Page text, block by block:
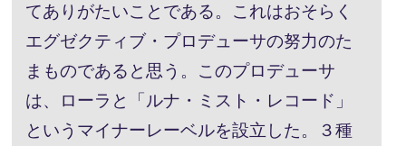
てありがたいことである。これはおそらく
エグゼクティブ・プロデューサの努力のた
まものであると思う。このプロデューサ
は、ローラと「ルナ・ミスト・レコード」
というマイナーレーベルを設立した。３種